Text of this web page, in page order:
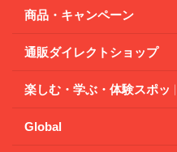
商品・キャンペーン
通販ダイレクトショップ
楽しむ・学ぶ・体験スポット
Global